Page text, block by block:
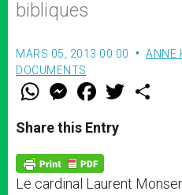
bibliques
MARS 05, 2013 00:00
ANNE
DOCUMENTS
W
t
s
p
p
M
e
s
e
g
e
r
F
a
e
b
o
k
w
Share this Entry
Le cardinal Laurent